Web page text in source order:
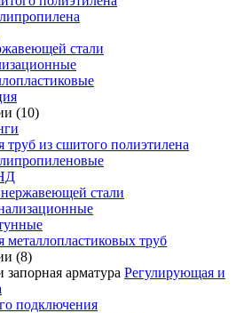
стали
(10)
из сшитого полиэтилена
стали
металлопластиковых труб
(8)
Регулирующая и
подключения